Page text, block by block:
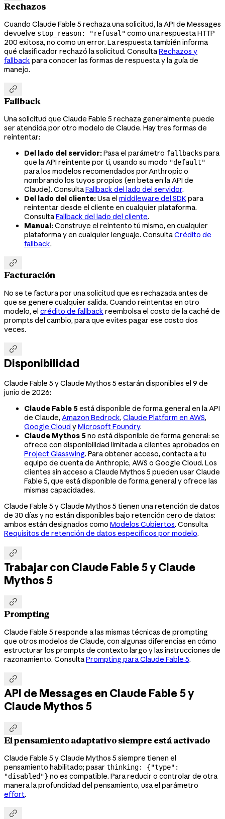
Rechazos
Cuando Claude Fable 5 rechaza una solicitud, la API de Messages
devuelve stop_reason: "refusal" como una respuesta HTTP
200 exitosa, no como un error. La respuesta también informa
qué clasificador rechazó la solicitud. ConsultaRechazos y
fallback para conocer las formas de respuesta y la guía de
manejo.

Fallback
Una solicitud que Claude Fable 5 rechaza generalmente puede
ser atendida por otro modelo de Claude. Hay tres formas de
reintentar:
Del lado del servidor:Pasa el parámetro fallbacks para
que la API reintente por ti, usando su modo "default"
para los modelos recomendados por Anthropic o
nombrando los tuyos propios (en beta en la API de
Claude). ConsultaFallback del lado del servidor.
Del lado del cliente:Usa el middleware del SDKpara
reintentar desde el cliente en cualquier plataforma.
ConsultaFallback del lado del cliente.
Manual:Construye el reintento tú mismo, en cualquier
plataforma y en cualquier lenguaje. ConsultaCrédito de
fallback.

Facturación
No se te factura por una solicitud que es rechazada antes de
que se genere cualquier salida. Cuando reintentas en otro
modelo, el crédito de fallback reembolsa el costo de la caché de
prompts del cambio, para que evites pagar ese costo dos
veces.

Disponibilidad
Claude Fable 5 y Claude Mythos 5 estarán disponibles el 9 de
junio de 2026:
Claude Fable 5está disponible de forma general en la API
de Claude, Amazon Bedrock, Claude Platform en AWS,
Google Cloud yMicrosoft Foundry.
Claude Mythos 5no está disponible de forma general: se
ofrece con disponibilidad limitada a clientes aprobados en
Project Glasswing. Para obtener acceso, contacta a tu
equipo de cuenta de Anthropic, AWS o Google Cloud. Los
clientes sin acceso a Claude Mythos 5 pueden usar Claude
Fable 5, que está disponible de forma general y ofrece las
mismas capacidades.
Claude Fable 5 y Claude Mythos 5 tienen una retención de datos
de 30 días y no están disponibles bajo retención cero de datos:
ambos están designados como Modelos Cubiertos. Consulta
Requisitos de retención de datos específicos por modelo.

Trabajar con Claude Fable 5 y Claude
Mythos 5

Prompting
Claude Fable 5 responde a las mismas técnicas de prompting
que otros modelos de Claude, con algunas diferencias en cómo
estructurar los prompts de contexto largo y las instrucciones de
razonamiento. ConsultaPrompting para Claude Fable 5.

API de Messages en Claude Fable 5 y
Claude Mythos 5

El pensamiento adaptativo siempre está activado
Claude Fable 5 y Claude Mythos 5 siempre tienen el
pensamiento habilitado; pasar thinking: {"type":
"disabled"} no es compatible. Para reducir o controlar de otra
manera la profundidad del pensamiento, usa el parámetro
effort.
